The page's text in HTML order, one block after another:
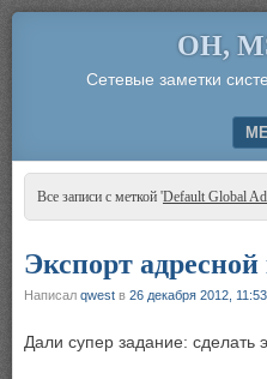
OH,
Сетевые заметки
SKIP TO CONTENT
Все записи с меткой 'Default Global
Экспорт
Написал qwest в 26 декабря 2012, 11:53
Дали супер задание: сделать